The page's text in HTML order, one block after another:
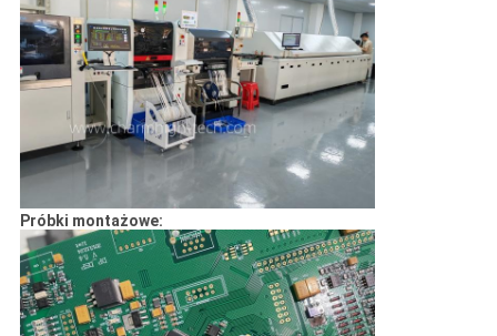
Próbki montażowe: